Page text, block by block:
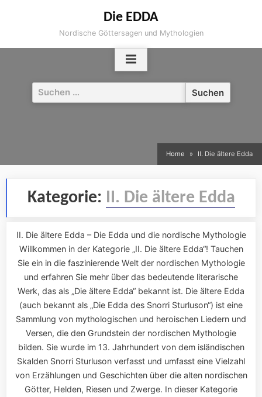
Die EDDA
Nordische Göttersagen und Mythologien
Suchen
nach:
Home II. Die ältere Edda
Kategorie: II. Die ältere Edda
II. Die ältere Edda – Die Edda und die nordische Mythologie
Willkommen in der Kategorie „II. Die ältere Edda“! Tauchen
Sie ein in die faszinierende Welt der nordischen Mythologie
und erfahren Sie mehr über das bedeutende literarische
Werk, das als „Die ältere Edda“ bekannt ist. Die ältere Edda
(auch bekannt als „Die Edda des Snorri Sturluson“) ist eine
Sammlung von mythologischen und heroischen Liedern und
Versen, die den Grundstein der nordischen Mythologie
bilden. Sie wurde im 13. Jahrhundert von dem isländischen
Skalden Snorri Sturluson verfasst und umfasst eine Vielzahl
von Erzählungen und Geschichten über die alten nordischen
Götter, Helden, Riesen und Zwerge. In dieser Kategorie